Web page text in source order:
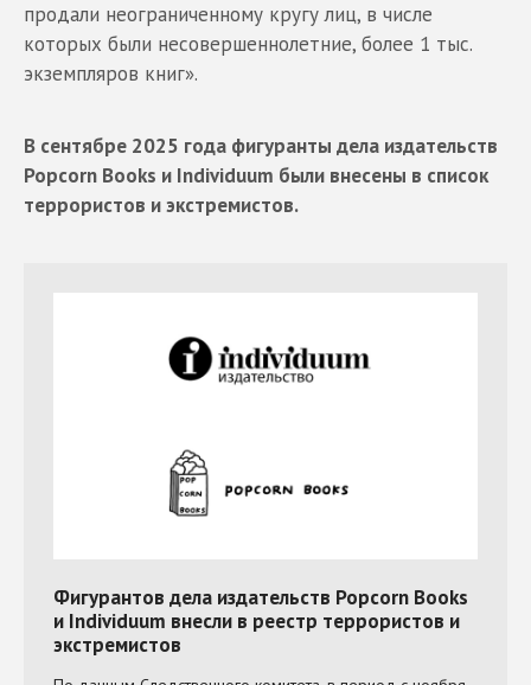
продали неограниченному кругу лиц, в числе
которых были несовершеннолетние, более 1 тыс.
экземпляров книг».
В сентябре 2025 года фигуранты дела издательств
Popcorn Books и Individuum были внесены в список
террористов и экстремистов.